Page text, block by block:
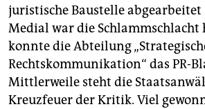
juristische Baustelle abgearbeitet
Medial war die
konnte die Abteilung
Rechtskommunikation“ das PR-
Mittlerweile steht die
Kreuzfeuer der Kritik. Viel